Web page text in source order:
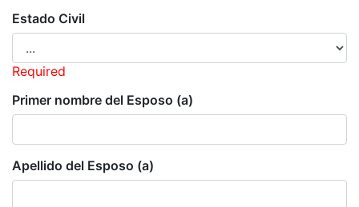
Estado Civil
Required
Primer nombre del Esposo (a)
Apellido del Esposo (a)